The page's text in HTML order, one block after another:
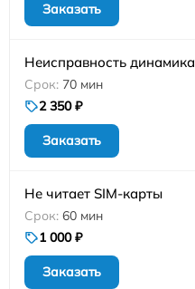
Заказать
Неисправность динамика
70 мин
2 350 ₽
Заказать
Не читает SIM-карты
60 мин
1 000 ₽
Заказать